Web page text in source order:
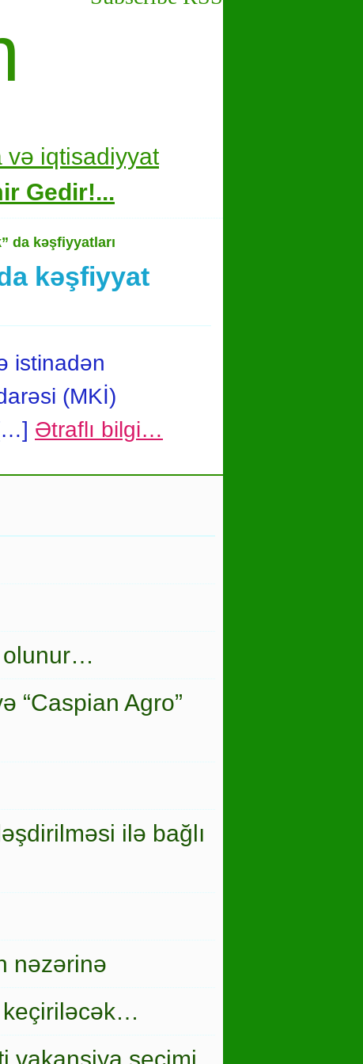
və iqtisadiyyat
Gedir!...
da kəşfiyyatları
kəşfiyyat
istinadən
(MKİ)
Ətraflı bilgi…
olunur…
“Caspian Agro”
ilə bağlı
nəzərinə
keçiriləcək…
vakansiya seçimi